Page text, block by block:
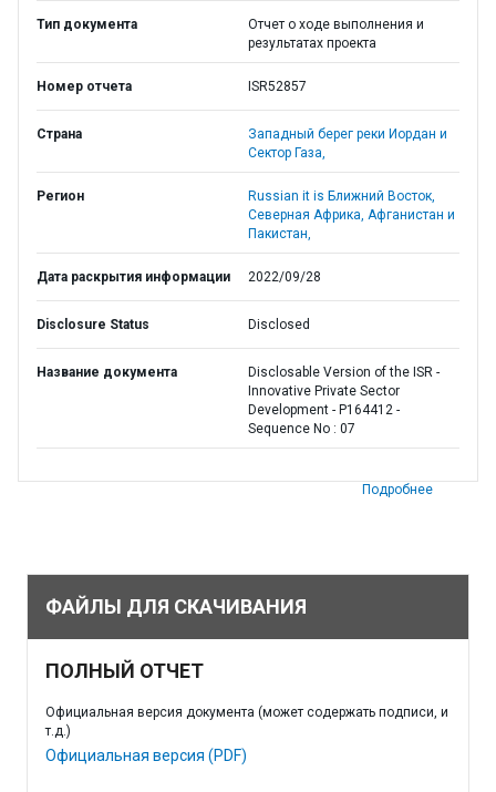
Тип документа
Отчет о ходе выполнения и
результатах проекта
Номер отчета ISR52857
Страна
Западный берег реки Иордан и
Сектор Газа,
Регион
Russian it is Ближний Восток,
Северная Африка, Афганистан и
Пакистан,
Дата раскрытия информации 2022/09/28
Disclosure Status Disclosed
Название документа
Disclosable Version of the ISR -
Innovative Private Sector
Development - P164412 -
Sequence No : 07
Подробнее
ФАЙЛЫ ДЛЯ СКАЧИВАНИЯ
ПОЛНЫЙ ОТЧЕТ
Официальная версия документа (может содержать подписи, и
т.д.)
Официальная версия (PDF)